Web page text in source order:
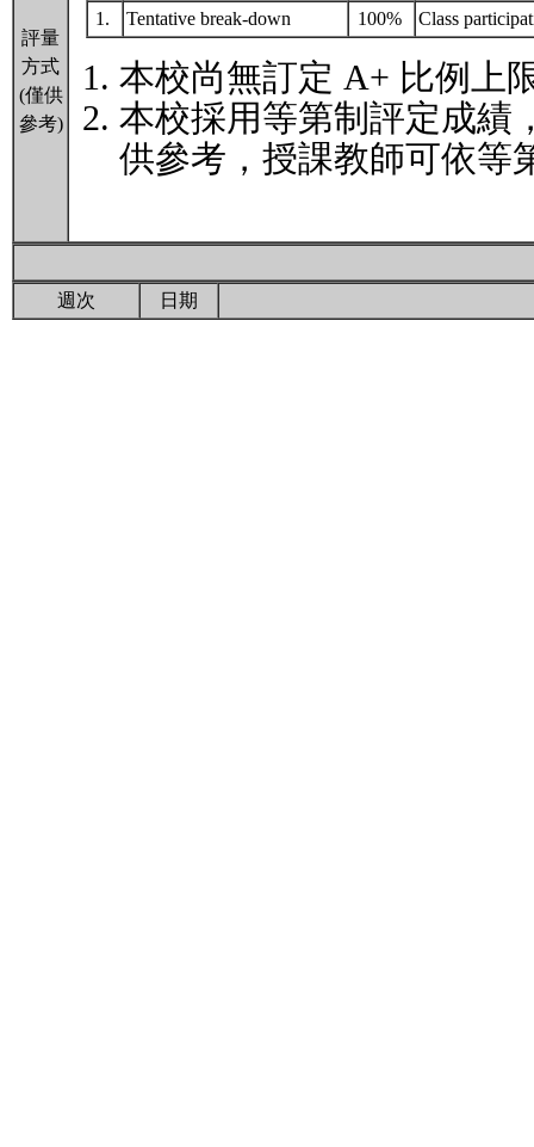
評量
方式
(僅供
參考)
1.
Tentative break-down 100% Class
本校尚無訂定 A+ 比例上
本校採用等第制評定成績
供參考，授課教師可依等
週次 日期